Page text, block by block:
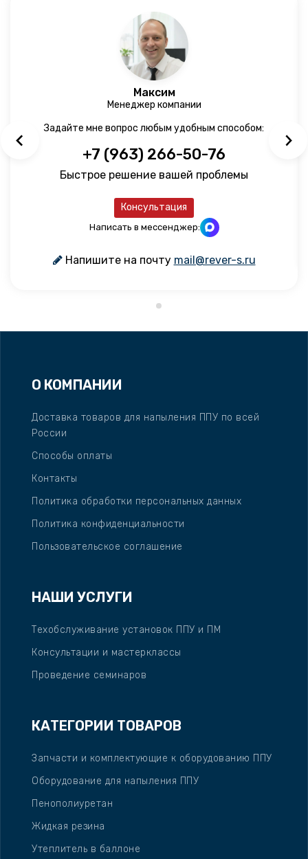
Максим
Менеджер компании
Задайте мне вопрос любым удобным способом:
+7 (963) 266-50-76
Быстрое решение вашей проблемы
Консультация
Написать в мессенджер:
Напишите на почту mail@rever-s.ru
О КОМПАНИИ
Доставка товаров для напыления ППУ по всей
России
Способы оплаты
Контакты
Политика обработки персональных данных
Политика конфиденциальности
Пользовательское соглашение
НАШИ УСЛУГИ
Техобслуживание установок ППУ и ПМ
Консультации и мастерклассы
Проведение семинаров
КАТЕГОРИИ ТОВАРОВ
Запчасти и комплектующие к оборудованию ППУ
Оборудование для напыления ППУ
Пенополиуретан
Жидкая резина
Утеплитель в баллоне